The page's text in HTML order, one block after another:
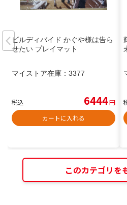
ビルディバイド かぐや様は告ら
せたい プレイマット
マイストア在庫： 3377
税込 6444円
カートに入れる
このカテゴリを